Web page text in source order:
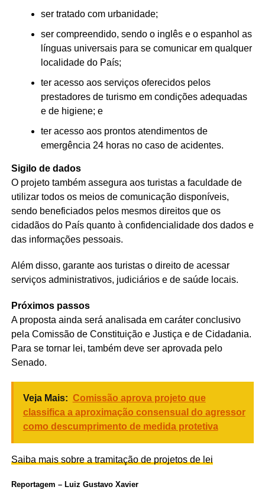
ser tratado com urbanidade;
ser compreendido, sendo o inglês e o espanhol as
línguas universais para se comunicar em qualquer
localidade do País;
ter acesso aos serviços oferecidos pelos
prestadores de turismo em condições adequadas
e de higiene; e
ter acesso aos prontos atendimentos de
emergência 24 horas no caso de acidentes.
Sigilo de dados
O projeto também assegura aos turistas a faculdade de
utilizar todos os meios de comunicação disponíveis,
sendo beneficiados pelos mesmos direitos que os
cidadãos do País quanto à confidencialidade dos dados e
das informações pessoais.
Além disso, garante aos turistas o direito de acessar
serviços administrativos, judiciários e de saúde locais.
Próximos passos
A proposta ainda será analisada em caráter conclusivo
pela Comissão de Constituição e Justiça e de Cidadania.
Para se tornar lei, também deve ser aprovada pelo
Senado.
Veja Mais: Comissão aprova projeto que
classifica a aproximação consensual do agressor
como descumprimento de medida protetiva
Saiba mais sobre a tramitação de projetos de lei
Reportagem – Luiz Gustavo Xavier